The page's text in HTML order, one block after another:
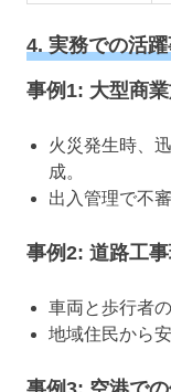
4. 実務での活躍
事例1: 大型商
火災発生時、
成。
出入管理で不
事例2: 道路工
車両と歩行者
地域住民から